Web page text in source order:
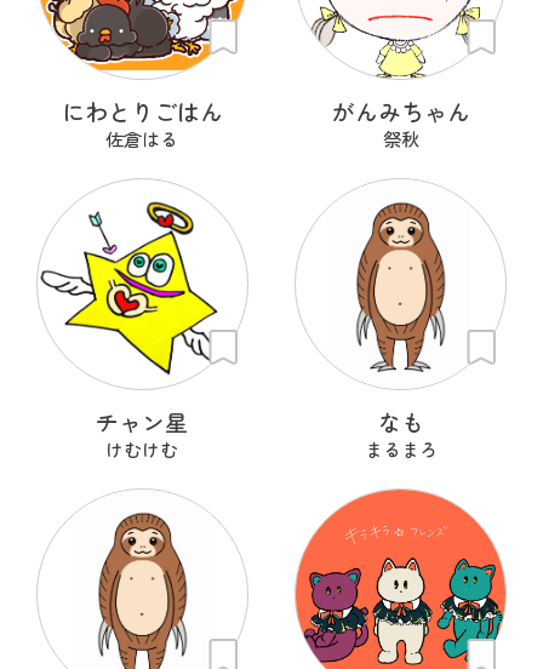
にわとりごはん
佐倉はる
がんみちゃん
祭秋
チャン星
けむけむ
なも
まるまろ